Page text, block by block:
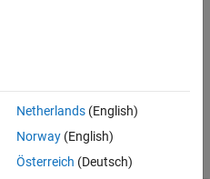
Netherlands(English)
Norway(English)
Österreich (Deutsch)